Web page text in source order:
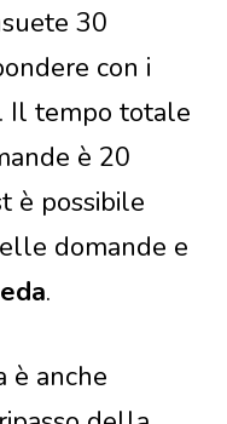
30
con i
Il tempo totale
è 20
è possibile
domande e
.
è anche